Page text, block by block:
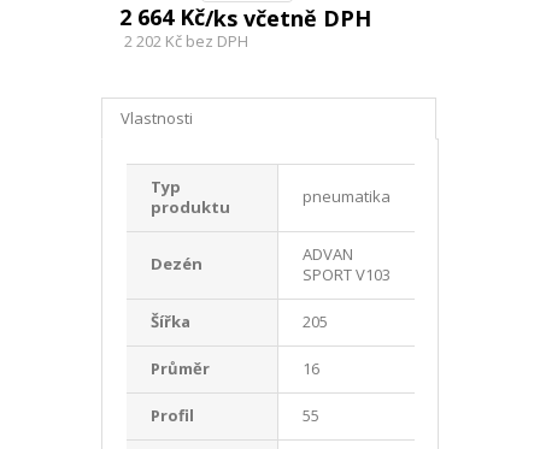
2 664 Kč/ks včetně DPH
2 202 Kč bez DPH
Vlastnosti
Typ
produktu
pneumatika
Dezén
ADVAN
SPORT V103
Šířka 205
Průměr 16
Profil 55